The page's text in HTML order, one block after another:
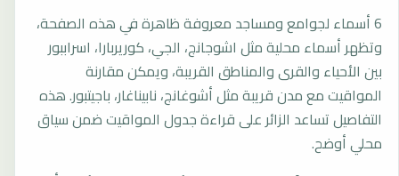
6 أسماء لجوامع ومساجد معروفة ظاهرة في هذه الصفحة،
وتظهر أسماء محلية مثل اشوجانج، الجي، كوريربارا، اسراببور
بين الأحياء والقرى والمناطق القريبة، ويمكن مقارنة
المواقيت مع مدن قريبة مثل أشوغانج، نابيناغار، باجيتبور. هذه
التفاصيل تساعد الزائر على قراءة جدول المواقيت ضمن سياق
محلي أوضح.